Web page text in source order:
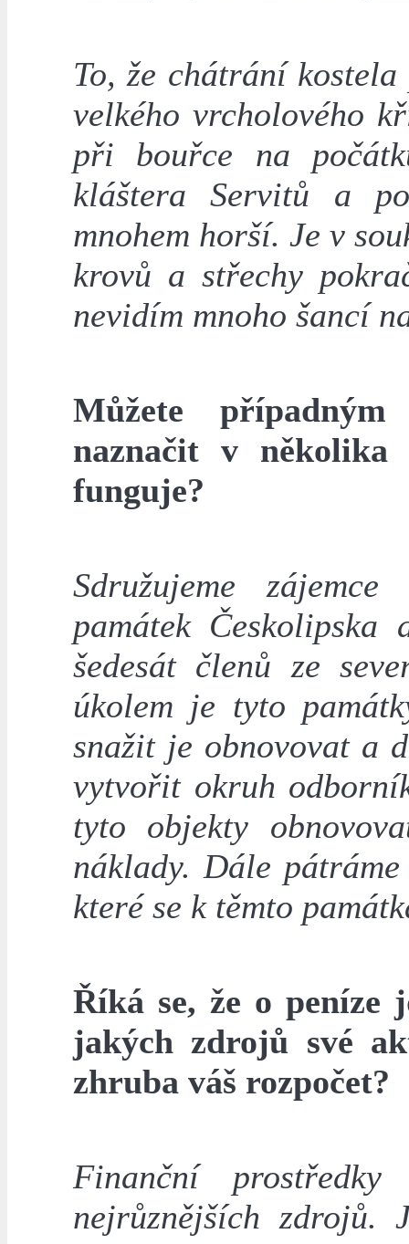
To, že chátrání
velkého vrcholového
při bouřce na
kláštera Servitů a
mnohem horší. Je v
krovů a střechy
nevidím mnoho šancí
Můžete
naznačit v několika
funguje?
Sdružujeme
památek
šedesát členů ze
úkolem je tyto
snažit je obnovovat a
vytvořit okruh
tyto objekty
náklady. Dále
které se k těmto
Říká se, že o peníze
jakých zdrojů své
zhruba váš rozpočet?
Finanční
nejrůznějších zdrojů.